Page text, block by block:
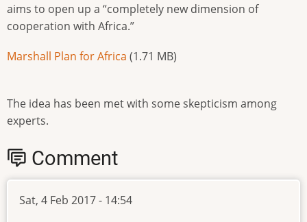
aims to open up a “completely new dimension of
cooperation with Africa.”
Document
Marshall Plan for Africa (1.71 MB)
The idea has been met with some skepticism among
experts.
Comment
Sat, 4 Feb 2017 - 14:54